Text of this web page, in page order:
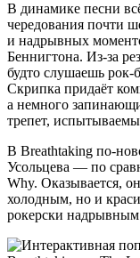
В динамике песни
чередования почти
и надрывных
Беннигтона. Из-за
будто слушаешь рок-
Скрипка придаёт
а немного
трепет,
В Breathtaking по-
Усольцева — по
Why. Оказывается,
холодным, но и
рокерски